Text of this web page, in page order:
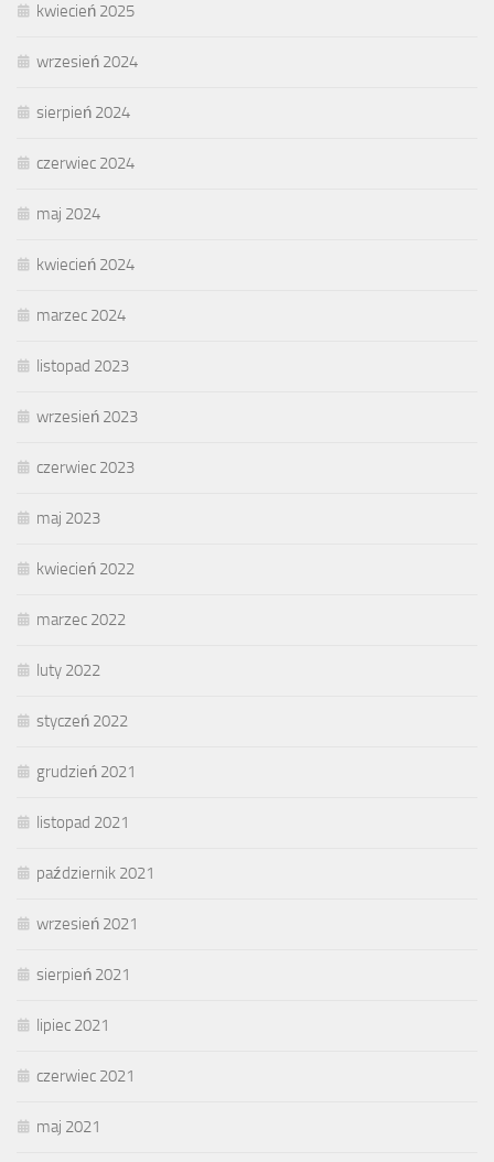
kwiecień 2025
wrzesień 2024
sierpień 2024
czerwiec 2024
maj 2024
kwiecień 2024
marzec 2024
listopad 2023
wrzesień 2023
czerwiec 2023
maj 2023
kwiecień 2022
marzec 2022
luty 2022
styczeń 2022
grudzień 2021
listopad 2021
październik 2021
wrzesień 2021
sierpień 2021
lipiec 2021
czerwiec 2021
maj 2021